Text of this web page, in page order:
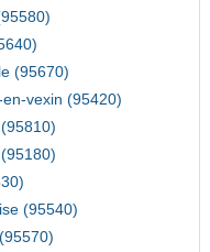
(95670)
vexin (95420)
(95540)